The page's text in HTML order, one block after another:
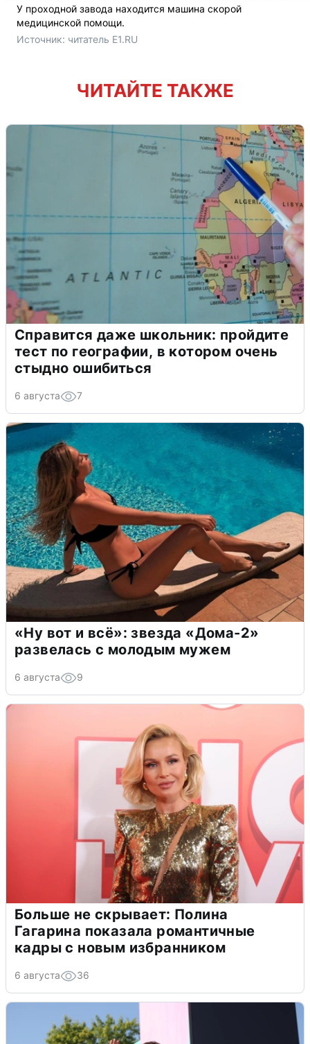
У проходной завода находится машина скорой
медицинской помощи.
Источник: читатель E1.RU
ЧИТАЙТЕ ТАКЖЕ
Справится даже школьник: пройдите
тест по географии, в котором очень
стыдно ошибиться
6 августа 7
«Ну вот и всё»: звезда «Дома-2»
развелась с молодым мужем
6 августа 9
Больше не скрывает: Полина
Гагарина показала романтичные
кадры с новым избранником
6 августа 36